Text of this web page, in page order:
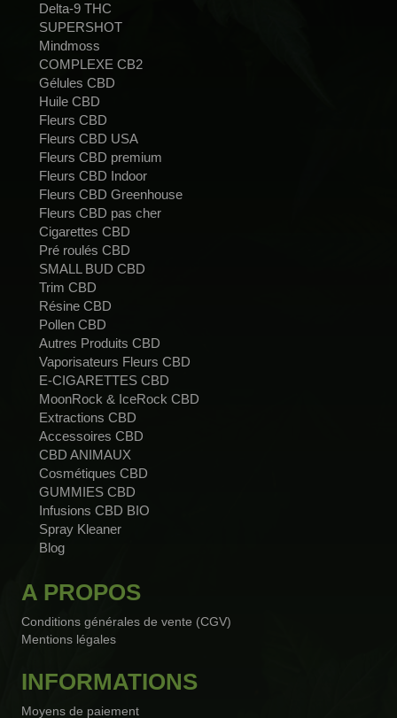
Delta-9 THC
SUPERSHOT
Mindmoss
COMPLEXE CB2
Gélules CBD
Huile CBD
Fleurs CBD
Fleurs CBD USA
Fleurs CBD premium
Fleurs CBD Indoor
Fleurs CBD Greenhouse
Fleurs CBD pas cher
Cigarettes CBD
Pré roulés CBD
SMALL BUD CBD
Trim CBD
Résine CBD
Pollen CBD
Autres Produits CBD
Vaporisateurs Fleurs CBD
E-CIGARETTES CBD
MoonRock & IceRock CBD
Extractions CBD
Accessoires CBD
CBD ANIMAUX
Cosmétiques CBD
GUMMIES CBD
Infusions CBD BIO
Spray Kleaner
Blog
A PROPOS
Conditions générales de vente (CGV)
Mentions légales
INFORMATIONS
Moyens de paiement